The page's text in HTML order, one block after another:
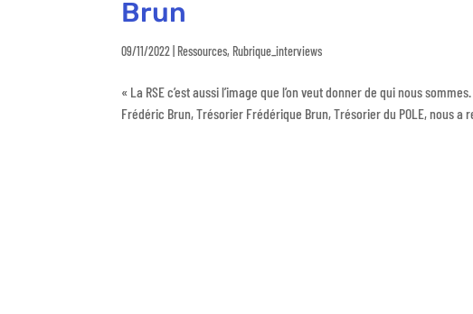
Brun
09/11/2022 Ressources, Rubrique_interviews
« La RSE c’est aussi l’image que l’on veut donner de qui nous
Frédéric Brun, Trésorier Frédérique Brun, Trésorier du POLE, nous a